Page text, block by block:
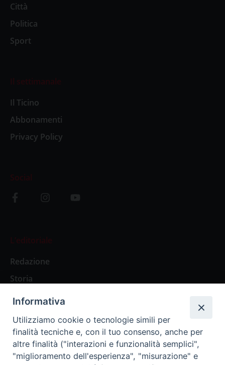
Città
Politica
Sport
Il settimanale
Il Ticino
Abbonamenti
Privacy Policy
Social
L’editoriale
Redazione
Storia
Abbonamenti
Abbonamento Annuale Digitale
Abbonamento Annuale Cartaceo
Informativa
Utilizziamo cookie o tecnologie simili per
finalità tecniche e, con il tuo consenso, anche per
altre finalità ("interazioni e funzionalità semplici",
"miglioramento dell'esperienza", "misurazione" e